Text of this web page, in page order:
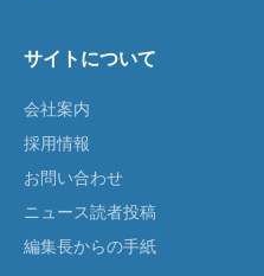
サイトについて
会社案内
採用情報
お問い合わせ
ニュース読者投稿
編集長からの手紙